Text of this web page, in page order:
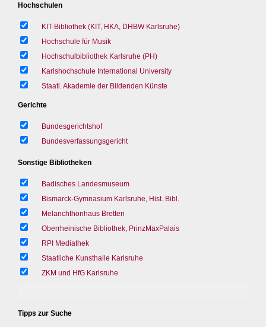
Hochschulen
KIT-Bibliothek (KIT, HKA, DHBW Karlsruhe)
Hochschule für Musik
Hochschulbibliothek Karlsruhe (PH)
Karlshochschule International University
Staatl. Akademie der Bildenden Künste
Gerichte
Bundesgerichtshof
Bundesverfassungsgericht
Sonstige Bibliotheken
Badisches Landesmuseum
Bismarck-Gymnasium Karlsruhe, Hist. Bibl.
Melanchthonhaus Bretten
Oberrheinische Bibliothek, PrinzMaxPalais
RPI Mediathek
Staatliche Kunsthalle Karlsruhe
ZKM und HfG Karlsruhe
Tipps zur Suche